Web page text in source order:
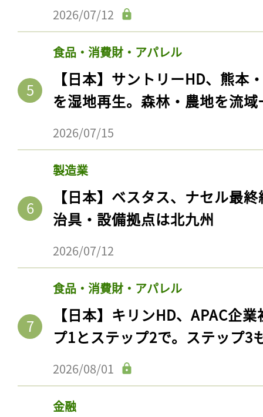
2026/07/12
食品・消費財・アパレル
【日本】サントリーHD、熊本
を湿地再生。森林・農地を流
2026/07/15
製造業
【日本】ベスタス、ナセル最
治具・設備拠点は北九州
2026/07/12
食品・消費財・アパレル
【日本】キリンHD、APAC企
プ1とステップ2で。ステップ3
2026/08/01
金融